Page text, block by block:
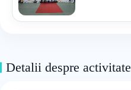
Detalii despre activitate